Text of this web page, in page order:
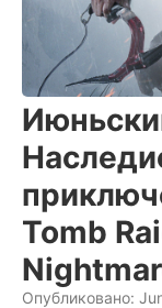
Tomb
Опубликовано: